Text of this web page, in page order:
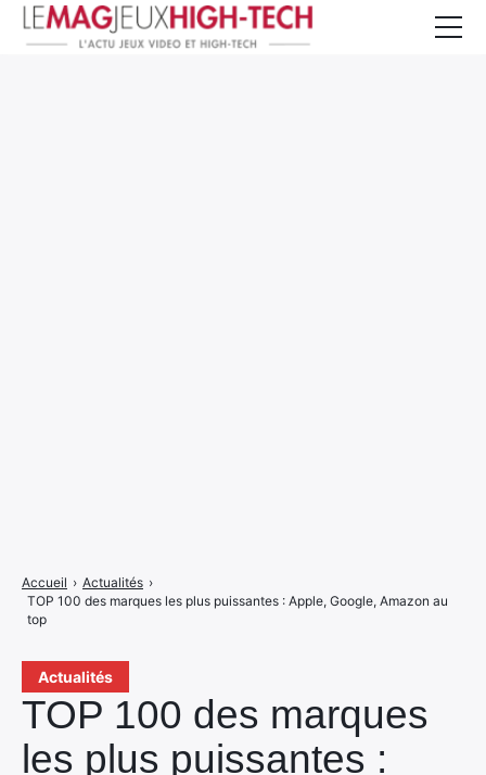
Actualités
TOP 100 des marques
les plus puissantes :
Accueil › Actualités ›
TOP 100 des marques les plus puissantes : Apple, Google, Amazon au
top